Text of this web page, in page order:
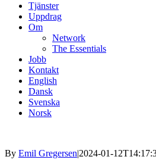
Tjänster
Uppdrag
Om
Network
The Essentials
Jobb
Kontakt
English
Dansk
Svenska
Norsk
By Emil Gregersen|2024-01-